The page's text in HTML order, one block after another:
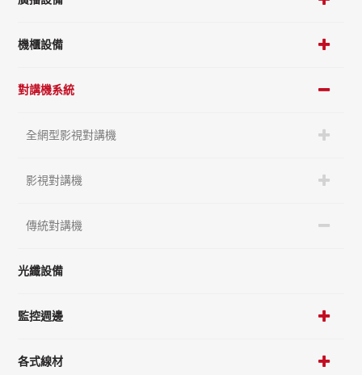
機櫃設備
對講機系統
全網型影視對講機
影視對講機
傳統對講機
光纖設備
監控週邊
各式線材